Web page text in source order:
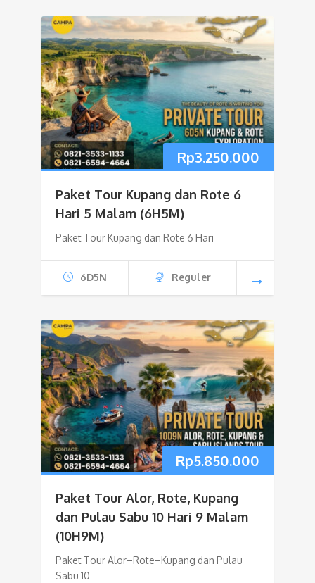
Rp3.250.000
Paket Tour Kupang dan Rote 6
Hari 5 Malam (6H5M)
Paket Tour Kupang dan Rote 6 Hari
6D5N Reguler
Rp5.850.000
Paket Tour Alor, Rote, Kupang
dan Pulau Sabu 10 Hari 9 Malam
(10H9M)
Paket Tour Alor–Rote–Kupang dan Pulau
Sabu 10